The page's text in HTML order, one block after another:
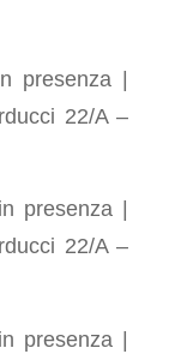
presenza |
22/A –
presenza |
22/A –
presenza |